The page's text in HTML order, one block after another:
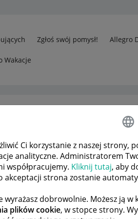
Ci korzystanie z naszej strony,
analityczne. Administratorem
współpracujemy. Kliknij tutaj, aby
akceptacji strona zostanie
dobrowolnie. Możesz ją w
plików cookie, w stopce strony.
Zgłoś swój pomysł! Allegro
Wakacje
godzin granicznych
NASTĘPNA